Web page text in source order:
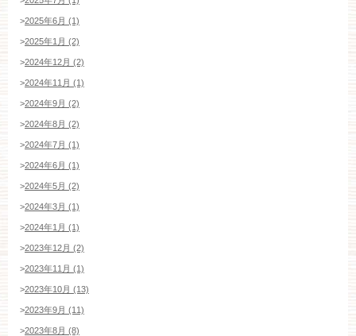
>2025年6月 (1)
>2025年1月 (2)
>2024年12月 (2)
>2024年11月 (1)
>2024年9月 (2)
>2024年8月 (2)
>2024年7月 (1)
>2024年6月 (1)
>2024年5月 (2)
>2024年3月 (1)
>2024年1月 (1)
>2023年12月 (2)
>2023年11月 (1)
>2023年10月 (13)
>2023年9月 (11)
>2023年8月 (8)